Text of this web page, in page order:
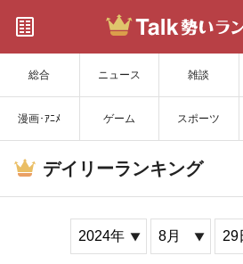
総合 ニュース 雑談
漫画･ｱﾆﾒ ゲーム スポーツ
サイトを更新
デイリーランキング